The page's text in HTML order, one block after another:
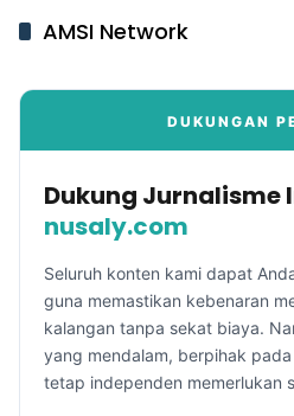
AMSI Network
DUKUNGAN
Dukung Jurnalisme
nusaly.com
Seluruh konten kami dapat
guna memastikan kebenaran
kalangan tanpa sekat biaya.
yang mendalam, berpihak
tetap independen memerlukan